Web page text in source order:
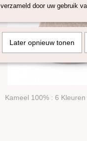
Kameel 100% : 6 Kleuren
verzameld door uw gebruik
Later opnieuw tonen